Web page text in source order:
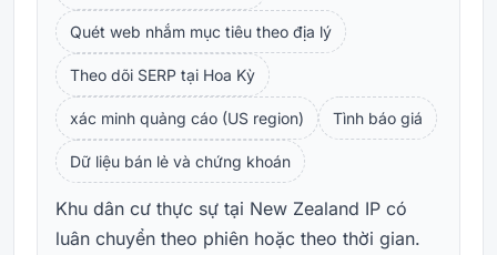
Quét web nhắm mục tiêu theo địa lý
Theo dõi SERP tại Hoa Kỳ
xác minh quảng cáo (US region) Tình báo giá
Dữ liệu bán lẻ và chứng khoán
Khu dân cư thực sự tại New Zealand IP có
luân chuyển theo phiên hoặc theo thời gian.